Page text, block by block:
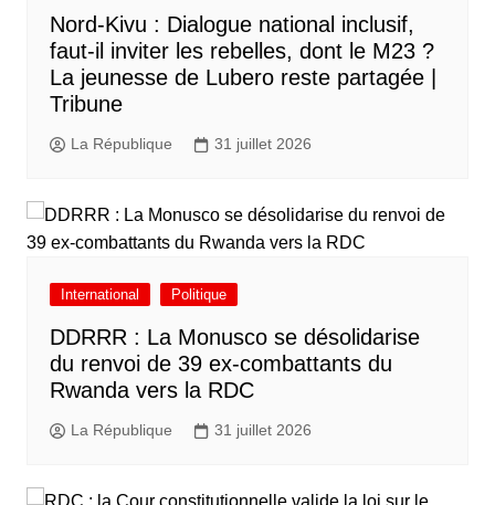
Nord-Kivu : Dialogue national inclusif,
faut-il inviter les rebelles, dont le M23 ?
La jeunesse de Lubero reste partagée |
Tribune
La République 31 juillet 2026
International Politique
DDRRR : La Monusco se désolidarise
du renvoi de 39 ex-combattants du
Rwanda vers la RDC
La République 31 juillet 2026